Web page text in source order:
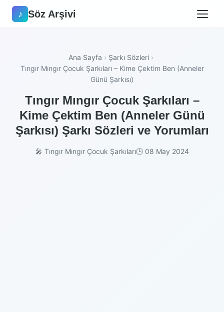
♪ Söz Arşivi
Ana Sayfa › Şarkı Sözleri ›
Tıngır Mıngır Çocuk Şarkıları – Kime Çektim Ben (Anneler
Günü Şarkısı)
Tıngır Mıngır Çocuk Şarkıları –
Kime Çektim Ben (Anneler Günü
Şarkısı) Şarkı Sözleri ve Yorumları
🎤 Tıngır Mıngır Çocuk Şarkıları🕒 08 May 2024